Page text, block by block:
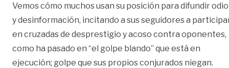
Vemos cómo muchos usan su posición para difundir odio
y desinformación, incitando a sus seguidores a
en cruzadas de desprestigio y acoso contra oponentes,
como ha pasado en “el golpe blando” que está en
ejecución; golpe que sus propios conjurados niegan.